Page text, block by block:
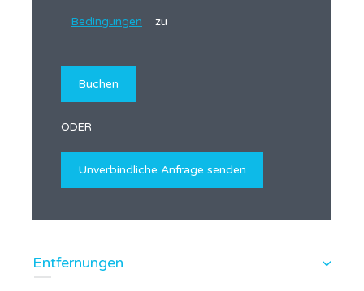
Bedingungen zu
ODER
Entfernungen